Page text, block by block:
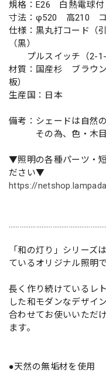
規格：E26 白熱電球付
寸法：φ520 高210 コ
仕様：黒丸打コード（
（黒）
プルスイッチ（2-1-
材質：国産杉 ブラウ
板）
生産国：日本
備考：シェードは自然
その為、色・木目が
▼照明の各種パーツ・
ださい▼
https://
「和の灯り」シリーズ
ているオリジナル照明で
長く作り続けているレ
した和モダンなデザイ
合わせてお使いいただ
ます。
●天然の無垢材を使用